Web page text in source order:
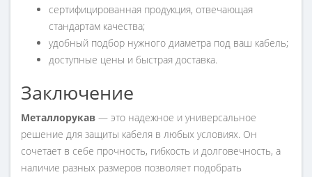
сертифицированная продукция, отвечающая
стандартам качества;
удобный подбор нужного диаметра под ваш кабель;
доступные цены и быстрая доставка.
Заключение
Металлорукав — это надежное и универсальное
решение для защиты кабеля в любых условиях. Он
сочетает в себе прочность, гибкость и долговечность, а
наличие разных размеров позволяет подобрать